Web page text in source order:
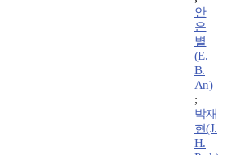
안
은
별
(E.
B.
An)
;
박재
현(J.
H.